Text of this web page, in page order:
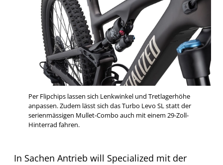
Per Flipchips lassen sich Lenkwinkel und Tretlagerhöhe
anpassen. Zudem lässt sich das Turbo Levo SL statt der
serienmässigen Mullet-Combo auch mit einem 29-Zoll-
Hinterrad fahren.
In Sachen Antrieb will Specialized mit der